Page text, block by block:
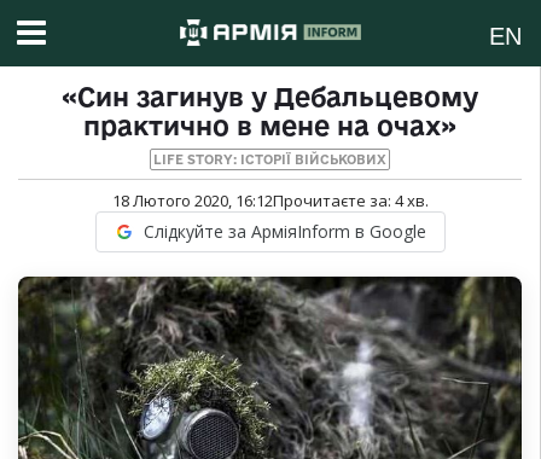
EN
«Син загинув у Дебальцевому
практично в мене на очах»
LIFE STORY: ІСТОРІЇ ВІЙСЬКОВИХ
18 Лютого 2020, 16:12Прочитаєте за: 4хв.
Слідкуйте за АрміяInform в Google